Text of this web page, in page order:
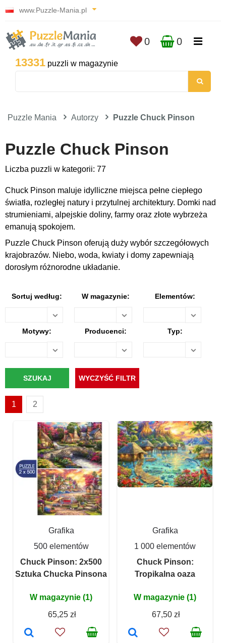
www.Puzzle-Mania.pl
13331 puzzli w magazynie
0 0
Puzzle Mania Autorzy Puzzle Chuck Pinson
Puzzle Chuck Pinson
Liczba puzzli w kategorii: 77
Chuck Pinson maluje idylliczne miejsca pełne ciepłego
światła, rozległej natury i przytulnej architektury. Domki nad
strumieniami, alpejskie doliny, farmy oraz złote wybrzeża
emanują spokojem.
Puzzle Chuck Pinson oferują duży wybór szczegółowych
krajobrazów. Niebo, woda, kwiaty i domy zapewniają
dorosłym różnorodne układanie.
Sortuj według: W magazynie: Elementów:
Motywy: Producenci: Typ:
1 2
Grafika
500 elementów
Chuck Pinson: 2x500
Sztuka Chucka Pinsona
W magazynie (1)
65,25 zł
Grafika
1 000 elementów
Chuck Pinson:
Tropikalna oaza
W magazynie (1)
67,50 zł